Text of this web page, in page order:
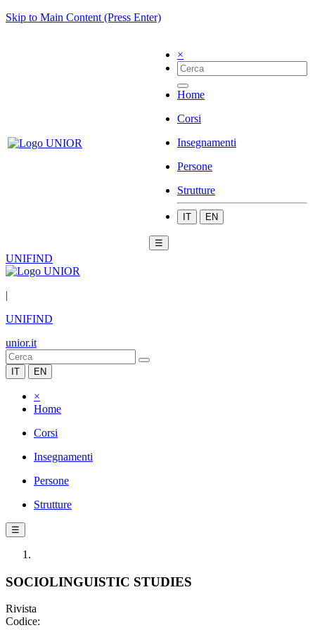
Skip to Main Content (Press Enter)
×
Home
Corsi
Insegnamenti
Persone
Strutture
IT EN
☰
UNIFIND
|
UNIFIND
unior.it
IT EN
×
Home
Corsi
Insegnamenti
Persone
Strutture
☰
SOCIOLINGUISTIC STUDIES
Rivista
Codice: